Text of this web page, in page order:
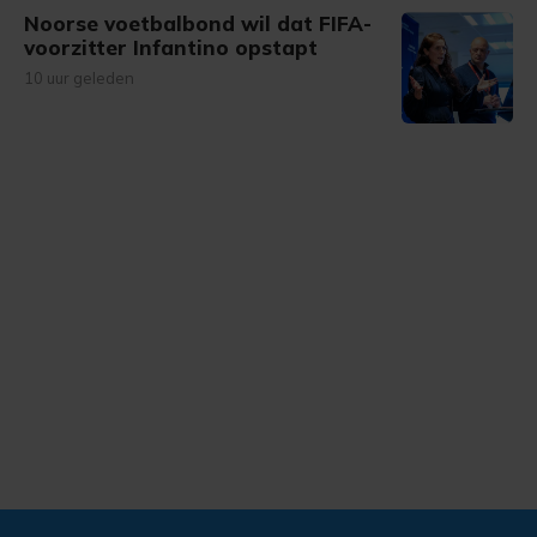
Noorse voetbalbond wil dat FIFA-
voorzitter Infantino opstapt
10 uur geleden